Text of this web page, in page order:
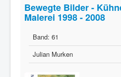
Bewegte Bilder -
Malerei 1998 - 2008
Band: 61
Julian Murken